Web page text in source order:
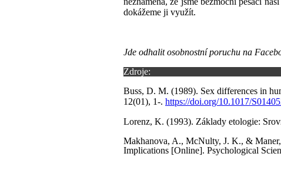
dokážeme ji využít.
Jde odhalit osobnostní poruchu na
Zdroje:
Buss, D. M. (1989). Sex differences in
12(01), 1-. https://doi.org/10.1017/
Lorenz, K. (1993). Základy etologie:
Makhanova, A., McNulty, J. K., & Maner,
Implications [Online]. Psychological